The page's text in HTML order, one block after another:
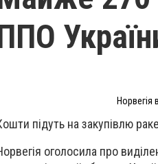
Норвегія
підуть на закупівлю
оголосила про